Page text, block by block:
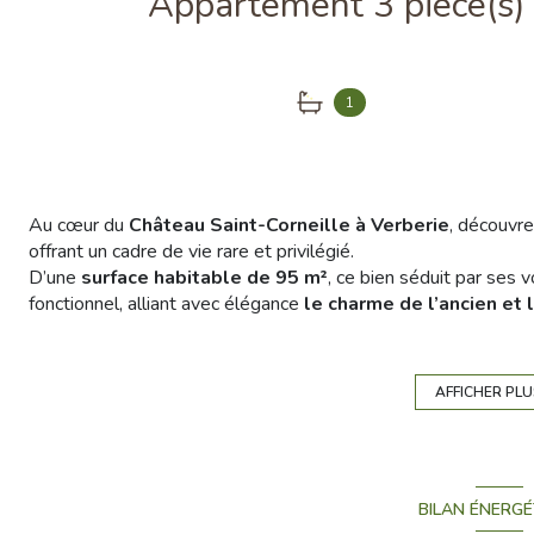
1
Au cœur du Château Saint-Corneille à Verberie,
offrant un cadre de vie rare et privilégié.
D’une surface habitable de 95 m², ce bien séduit par ses
fonctionnel, alliant avec élégance le charme de l’ancien
Situé dans un secteur calme et verdoyant, l’appartement
Contactez-nous dès maintenant pour organiser une
AFFICHER
BILAN